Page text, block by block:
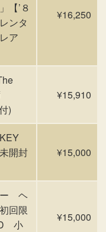
【’８
ンタ
ア
¥16,250
)
¥15,910
開封
¥15,000
ー ヘ
回限
小
¥15,000